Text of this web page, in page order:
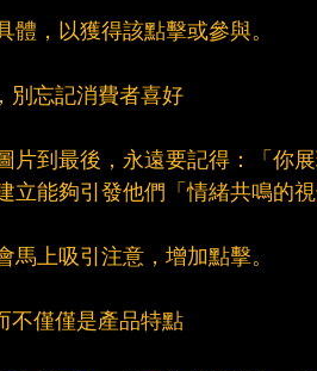
體，以獲得該點擊或參與。
別忘記消費者喜好
片到最後，永遠要記得：「你
立能夠引發他們「情緒共鳴的視
馬上吸引注意，增加點擊。
不僅僅是產品特點